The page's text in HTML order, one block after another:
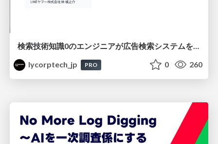
検索技術知識0のエンジニアが広告検索システムを内製化して運用するまで
lycorptech_jp
PRO 0 260